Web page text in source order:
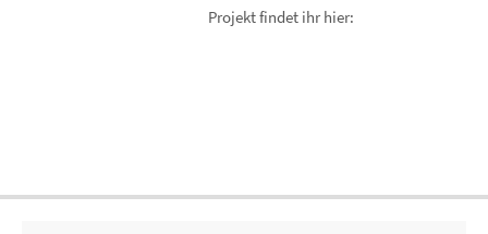
Projekt findet ihr hier: